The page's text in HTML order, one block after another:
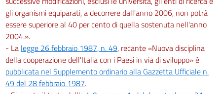
gli organismi equiparati, a decorrere dall'anno 2006, non potrà
essere superiore al 40 per cento di quella sostenuta nell'anno
2004.».
- La legge 26 febbraio 1987, n. 49, recante «Nuova disciplina
della cooperazione dell'Italia con i Paesi in via di sviluppo» è
pubblicata nel Supplemento ordinario alla Gazzetta Ufficiale n.
49 del 28 febbraio 1987.